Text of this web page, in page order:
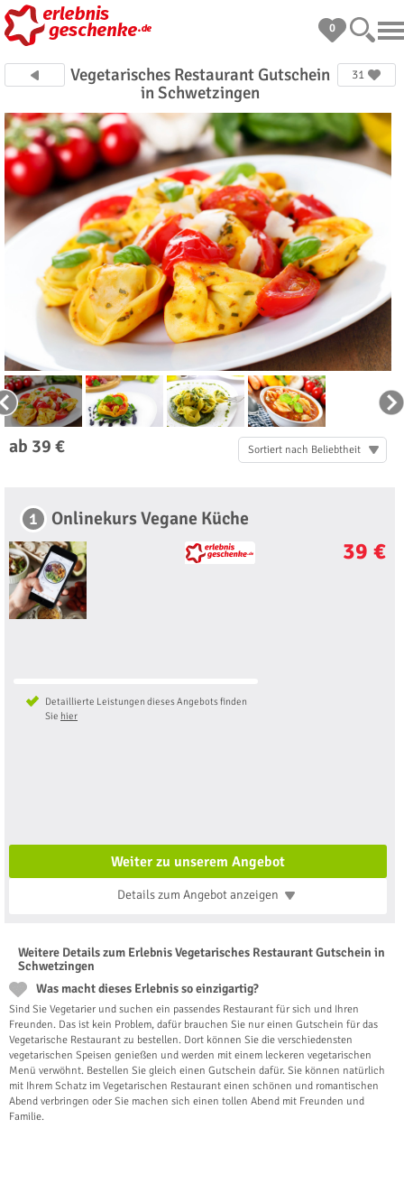
0
Vegetarisches Restaurant Gutschein
in Schwetzingen
31
ab 39 € Sortiert nach Beliebtheit
1 Onlinekurs Vegane Küche
39 €
Detaillierte Leistungen dieses Angebots finden
Sie hier
Weiter zu unserem Angebot
Details zum Angebotanzeigen
Weitere Details zum Erlebnis Vegetarisches Restaurant Gutschein in
Schwetzingen
Was macht dieses Erlebnis so einzigartig?
Sind Sie Vegetarier und suchen ein passendes Restaurant für sich und Ihren
Freunden. Das ist kein Problem, dafür brauchen Sie nur einen Gutschein für das
Vegetarische Restaurant zu bestellen. Dort können Sie die verschiedensten
vegetarischen Speisen genießen und werden mit einem leckeren vegetarischen
Menü verwöhnt. Bestellen Sie gleich einen Gutschein dafür. Sie können natürlich
mit Ihrem Schatz im Vegetarischen Restaurant einen schönen und romantischen
Abend verbringen oder Sie machen sich einen tollen Abend mit Freunden und
Familie.